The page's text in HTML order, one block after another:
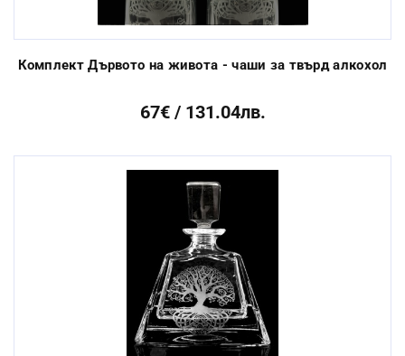
Комплект Дървото на живота - чаши за твърд алкохол
67€ / 131.04лв.